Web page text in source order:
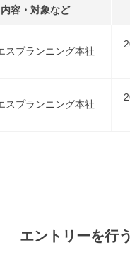
容・対象など
スプランニング本社
スプランニング本社
エントリーを行